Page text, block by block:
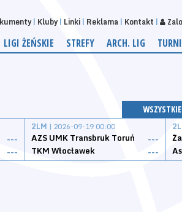
Kluby Linki Reklama Kontakt
LIGI ŻEŃSKIE STREFY ARCH. LIG
---
---
2LM | 2026-09-19 00:00
AZS UMK Transbruk Toruń
---
TKM Włocławek
---